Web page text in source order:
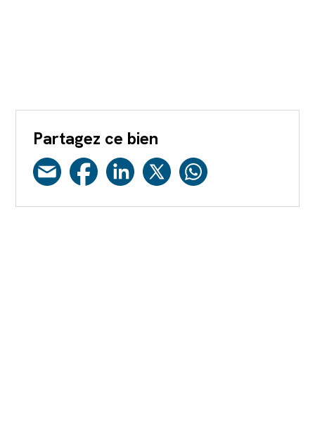
Partagez ce bien